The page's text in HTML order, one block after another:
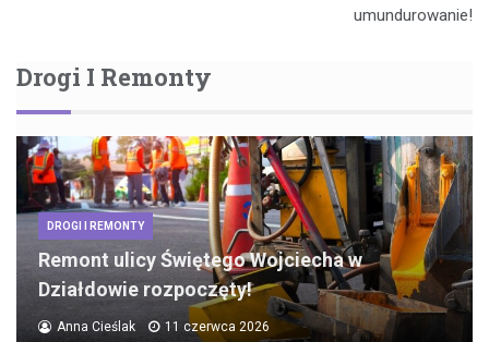
umundurowanie!
Drogi I Remonty
DROGI I REMONTY
Remont ulicy Świętego Wojciecha w
Działdowie rozpoczęty!
Anna Cieślak 11 czerwca 2026